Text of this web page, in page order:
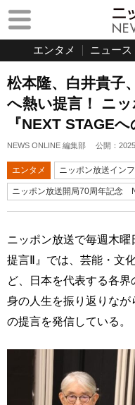
エンタメ ニュース
松本隆、白井貴子
へ熱い提言！ ニ
『NEXT STAGEへ
NEWS ONLINE 編集部 公開：
エンタメ ニッポン放送イン
ニッポン放送開局70周年記念
ニッポン放送で毎週木
提言Ⅱ』では、芸能・文
ど、日本を代表する各
身の人生を振り返りな
の提言を発信している。